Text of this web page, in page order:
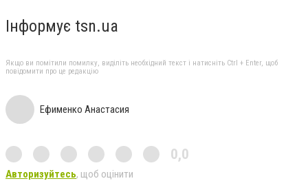
Інформує tsn.ua
Якщо ви помітили помилку, виділіть необхідний текст і натисніть Ctrl + Enter, щоб
повідомити про це редакцію
Ефименко Анастасия
0,0
Авторизуйтесь, щоб оцінити